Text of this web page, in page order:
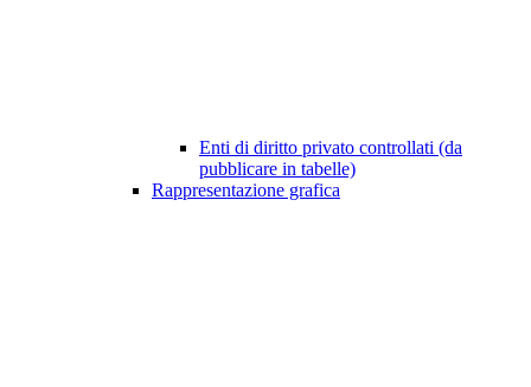
Enti di diritto privato controllati (da
pubblicare in tabelle)
Rappresentazione grafica